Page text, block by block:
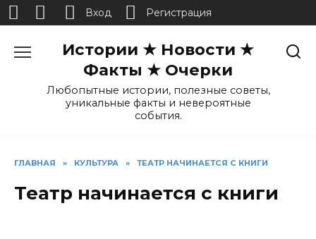
Истории ★ Новости ★
Факты ★ Очерки
Любопытные истории, полезные советы,
уникальные факты и невероятные
события.
ГЛАВНАЯ » КУЛЬТУРА » ТЕАТР НАЧИНАЕТСЯ С КНИГИ
Театр начинается с книги
Вход Регистрация